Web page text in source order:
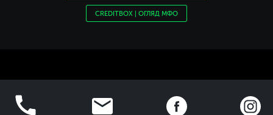
CREDITBOX | ОГЛЯД МФО